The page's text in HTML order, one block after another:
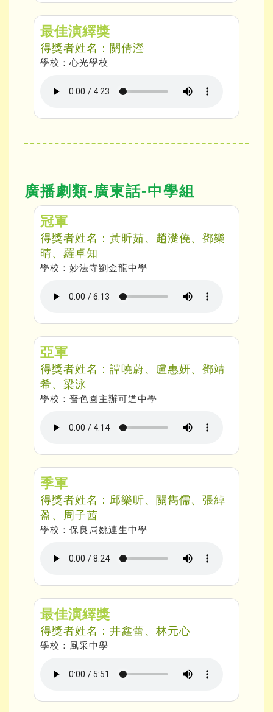
最佳演繹獎
得獎者姓名：關倩瀅
學校：心光學校
廣播劇類-廣東話-中學組
冠軍
得獎者姓名：黃昕茹、趙濋僥、鄧樂
晴、羅卓知
學校：妙法寺劉金龍中學
亞軍
得獎者姓名：譚曉蔚、盧惠妍、鄧靖
希、梁泳
學校：嗇色園主辦可道中學
季軍
得獎者姓名：邱樂昕、關雋儒、張綽
盈、周子茜
學校：保良局姚連生中學
最佳演繹獎
得獎者姓名：井鑫蕾、林元心
學校：風采中學